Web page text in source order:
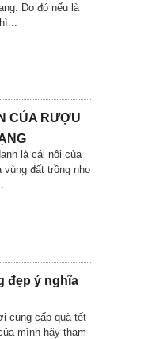
Do đó nếu là
CỦA RƯỢU
là cái nôi của
đất trồng nho
đẹp ý nghĩa
cung cấp quà tết
mình hãy tham